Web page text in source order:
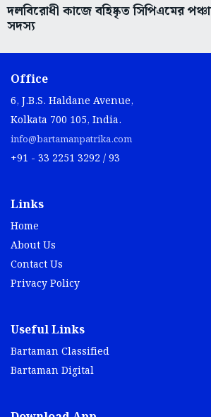
দলবিরোধী কাজে বহিষ্কৃত সিপিএমের
সদস্য
Office
6, J.B.S. Haldane Avenue,
Kolkata 700 105, India.
info@bartamanpatrika.com
+91 - 33 2251 3292 / 93
Links
Home
About Us
Contact Us
Privacy Policy
Useful Links
Bartaman Classified
Bartaman Digital